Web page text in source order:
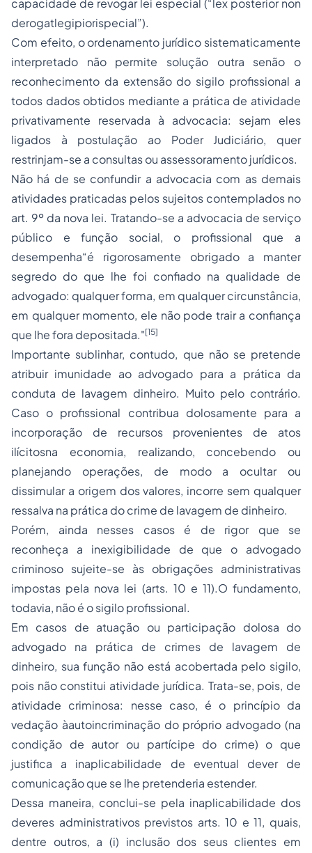
capacidade de revogar lei especial (“lex posterior non
derogatlegipiorispecial”).
Com efeito, o ordenamento jurídico sistematicamente
interpretado não permite solução outra senão o
reconhecimento da extensão do sigilo profissional a
todos dados obtidos mediante a prática de atividade
privativamente reservada à advocacia: sejam eles
ligados à postulação ao Poder Judiciário, quer
restrinjam-se a consultas ou assessoramento jurídicos.
Não há de se confundir a advocacia com as demais
atividades praticadas pelos sujeitos contemplados no
art. 9º da nova lei. Tratando-se a advocacia de serviço
público e função social, o profissional que a
desempenha“é rigorosamente obrigado a manter
segredo do que lhe foi confiado na qualidade de
advogado: qualquer forma, em qualquer circunstância,
em qualquer momento, ele não pode trair a confiança
que lhe fora depositada."[15]
Importante sublinhar, contudo, que não se pretende
atribuir imunidade ao advogado para a prática da
conduta de lavagem dinheiro. Muito pelo contrário.
Caso o profissional contribua dolosamente para a
incorporação de recursos provenientes de atos
ilícitosna economia, realizando, concebendo ou
planejando operações, de modo a ocultar ou
dissimular a origem dos valores, incorre sem qualquer
ressalva na prática do crime de lavagem de dinheiro.
Porém, ainda nesses casos é de rigor que se
reconheça a inexigibilidade de que o advogado
criminoso sujeite-se às obrigações administrativas
impostas pela nova lei (arts. 10 e 11).O fundamento,
todavia, não é o sigilo profissional.
Em casos de atuação ou participação dolosa do
advogado na prática de crimes de lavagem de
dinheiro, sua função não está acobertada pelo sigilo,
pois não constitui atividade jurídica. Trata-se, pois, de
atividade criminosa: nesse caso, é o princípio da
vedação àautoincriminação do próprio advogado (na
condição de autor ou partícipe do crime) o que
justifica a inaplicabilidade de eventual dever de
comunicação que se lhe pretenderia estender.
Dessa maneira, conclui-se pela inaplicabilidade dos
deveres administrativos previstos arts. 10 e 11, quais,
dentre outros, a (i) inclusão dos seus clientes em